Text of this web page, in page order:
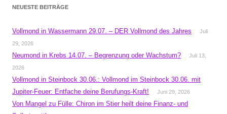
NEUESTE BEITRÄGE
Vollmond in Wassermann 29.07. – DER Vollmond des Jahres
Juli
29, 2026
Neumond in Krebs 14.07. – Begrenzung oder Wachstum?
Juli 13,
2026
Vollmond in Steinbock 30.06.: Vollmond im Steinbock 30.06. mit
Jupiter-Feuer: Entfache deine Berufungs-Kraft!
Juni 29, 2026
Von Mangel zu Fülle: Chiron im Stier heilt deine Finanz- und